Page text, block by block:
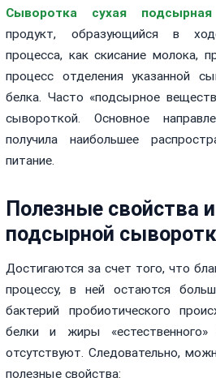
Сыворотка сухая подсырная
продукт, образующийся в
процесса, как скисание молока,
процесс отделения указанной
белка. Часто «подсырное
сывороткой. Основное
получила наибольшее
питание.
Полезные свойства
подсырной
Достигаются за счет того, что
процессу, в ней остаются
бактерий пробиотического
белки и жиры
отсутствуют. Следовательно,
полезные свойства: